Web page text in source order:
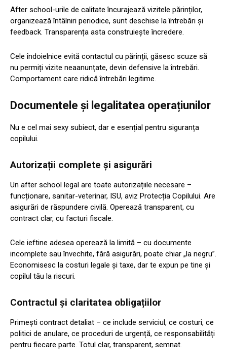
After school-urile de calitate încurajează vizitele părinților,
organizează întâlniri periodice, sunt deschise la întrebări și
feedback. Transparența asta construiește încredere.
Cele îndoielnice evită contactul cu părinții, găsesc scuze să
nu permiți vizite neaanunțate, devin defensive la întrebări.
Comportament care ridică întrebări legitime.
Documentele și legalitatea operațiunilor
Nu e cel mai sexy subiect, dar e esențial pentru siguranța
copilului.
Autorizații complete și asigurări
Un after school legal are toate autorizațiile necesare –
funcționare, sanitar-veterinar, ISU, aviz Protecția Copilului. Are
asigurări de răspundere civilă. Operează transparent, cu
contract clar, cu facturi fiscale.
Cele ieftine adesea operează la limită – cu documente
incomplete sau învechite, fără asigurări, poate chiar „la negru”.
Economisesc la costuri legale și taxe, dar te expun pe tine și
copilul tău la riscuri.
Contractul și claritatea obligațiilor
Primești contract detaliat – ce include serviciul, ce costuri, ce
politici de anulare, ce proceduri de urgență, ce responsabilități
pentru fiecare parte. Totul clar, transparent, semnat.